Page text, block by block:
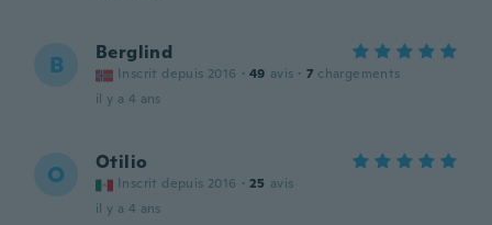
B Berglind
Inscrit depuis 2016 · 49 avis · 7 chargements
il y a 4 ans
O Otilio
Inscrit depuis 2016 · 25 avis
il y a 4 ans